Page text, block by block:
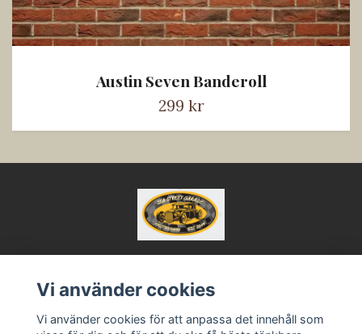
Austin Seven Banderoll
299 kr
Kontakt
Köpvillkor
Vi använder cookies
Vi använder cookies för att anpassa det innehåll som